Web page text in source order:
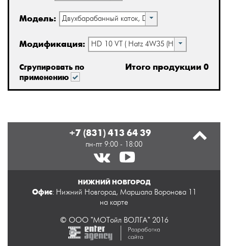
Модель: Двухбарабанный каток, DV/HD
Модификация: HD 10 VT ( Hatz 4W35 (H1710001 ->;) )
Сгрупировать по
применению
Итого продукции 0
+7 (831) 413 64 39
пн-пт 9:00 - 18:00
НИЖНИЙ НОВГОРОД
Офис: Нижний Новгород, Маршала Воронова 11
на карте
© ООО "МОТойл ВОЛГА" 2016